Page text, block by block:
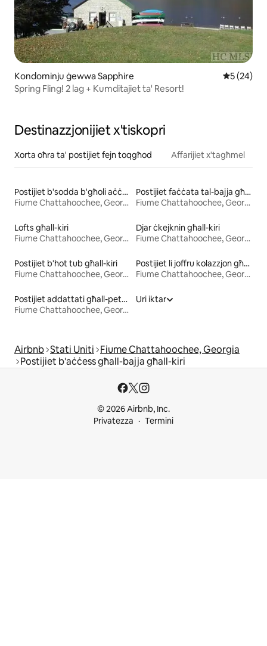
Kondominju ġewwa Sapphire Rating
5 (24)
Spring Fling! 2 lag + Kumditajiet ta' Resort!
Destinazzjonijiet x'tiskopri
Xorta oħra ta' postijiet fejn toqgħod Affarijiet x'tagħmel
Postijiet b'sodda b'għoli aċċessibbli għall-kiri
Fiume Chattahoochee, Georgia
Postijiet faċċata tal-bajja għall-kiri
Fiume Chattahoochee, Georgia
Lofts għall-kiri
Fiume Chattahoochee, Georgia
Djar ċkejknin għall-kiri
Fiume Chattahoochee, Georgia
Postijiet b'hot tub għall-kiri
Fiume Chattahoochee, Georgia
Postijiet li joffru kolazzjon għall-kiri
Fiume Chattahoochee, Georgia
Postijiet addattati għall-pets għall-kiri
Fiume Chattahoochee, Georgia
Uri iktar
Airbnb Stati Uniti Fiume Chattahoochee, Georgia
Postijiet b'aċċess għall-bajja għall-kiri
© 2026 Airbnb, Inc.
Privatezza
Termini